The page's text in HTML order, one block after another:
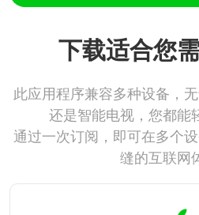
下载适合您
此应用程序兼容多种设备，
还是智能电视，您都能
通过一次订阅，即可在多个
缝的互联网